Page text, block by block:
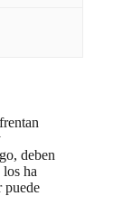
deben
ha
puede